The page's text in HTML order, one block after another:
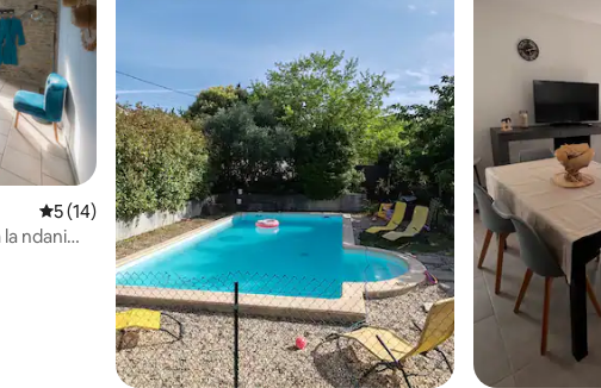
Ukadiriaji wa wastani wa 5 kati ya 5, tathmini 14
5 (14)
ndani